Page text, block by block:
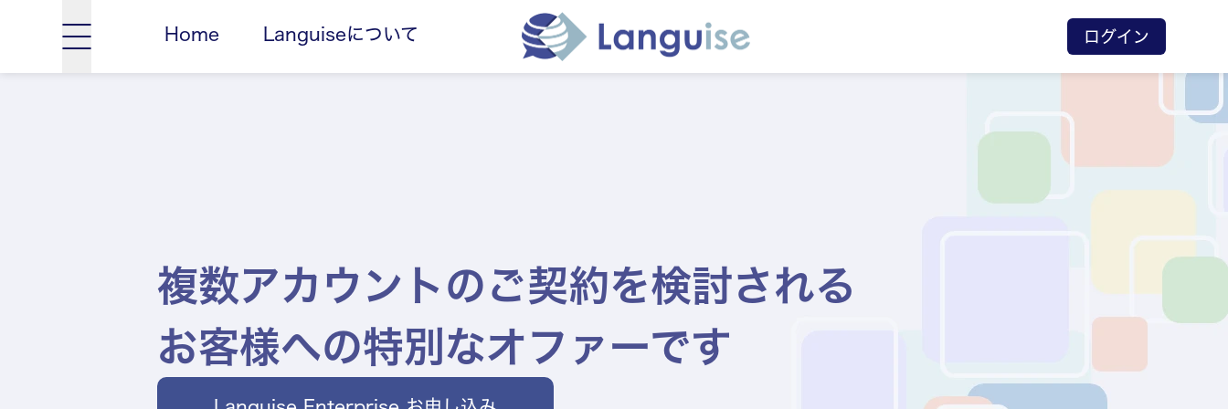
Home Languiseについて ログイン
複数アカウントのご契約を検討される
お客様への特別なオファーです